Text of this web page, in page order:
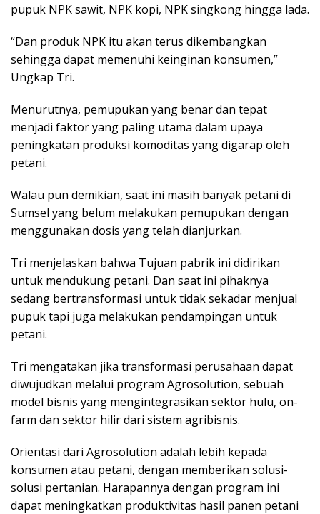
pupuk NPK sawit, NPK kopi, NPK singkong hingga lada.
“Dan produk NPK itu akan terus dikembangkan
sehingga dapat memenuhi keinginan konsumen,”
Ungkap Tri.
Menurutnya, pemupukan yang benar dan tepat
menjadi faktor yang paling utama dalam upaya
peningkatan produksi komoditas yang digarap oleh
petani.
Walau pun demikian, saat ini masih banyak petani di
Sumsel yang belum melakukan pemupukan dengan
menggunakan dosis yang telah dianjurkan.
Tri menjelaskan bahwa Tujuan pabrik ini didirikan
untuk mendukung petani. Dan saat ini pihaknya
sedang bertransformasi untuk tidak sekadar menjual
pupuk tapi juga melakukan pendampingan untuk
petani.
Tri mengatakan jika transformasi perusahaan dapat
diwujudkan melalui program Agrosolution, sebuah
model bisnis yang mengintegrasikan sektor hulu, on-
farm dan sektor hilir dari sistem agribisnis.
Orientasi dari Agrosolution adalah lebih kepada
konsumen atau petani, dengan memberikan solusi-
solusi pertanian. Harapannya dengan program ini
dapat meningkatkan produktivitas hasil panen petani